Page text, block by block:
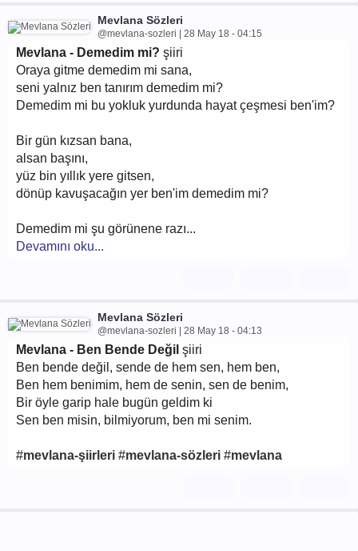
Mevlana Sözleri
@mevlana-sozleri | 28 May 18 - 04:15
Mevlana - Demedim mi? şiiri
Oraya gitme demedim mi sana,
seni yalnız ben tanırım demedim mi?
Demedim mi bu yokluk yurdunda hayat çeşmesi ben'im?
Bir gün kızsan bana,
alsan başını,
yüz bin yıllık yere gitsen,
dönüp kavuşacağın yer ben'im demedim mi?
Demedim mi şu görünene razı...
Devamını oku...
Mevlana Sözleri
@mevlana-sozleri | 28 May 18 - 04:13
Mevlana - Ben Bende Değil şiiri
Ben bende değil, sende de hem sen, hem ben,
Ben hem benimim, hem de senin, sen de benim,
Bir öyle garip hale bugün geldim ki
Sen ben misin, bilmiyorum, ben mi senim.
#mevlana-şiirleri #mevlana-sözleri #mevlana